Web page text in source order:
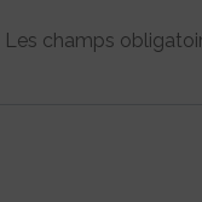
Les champs